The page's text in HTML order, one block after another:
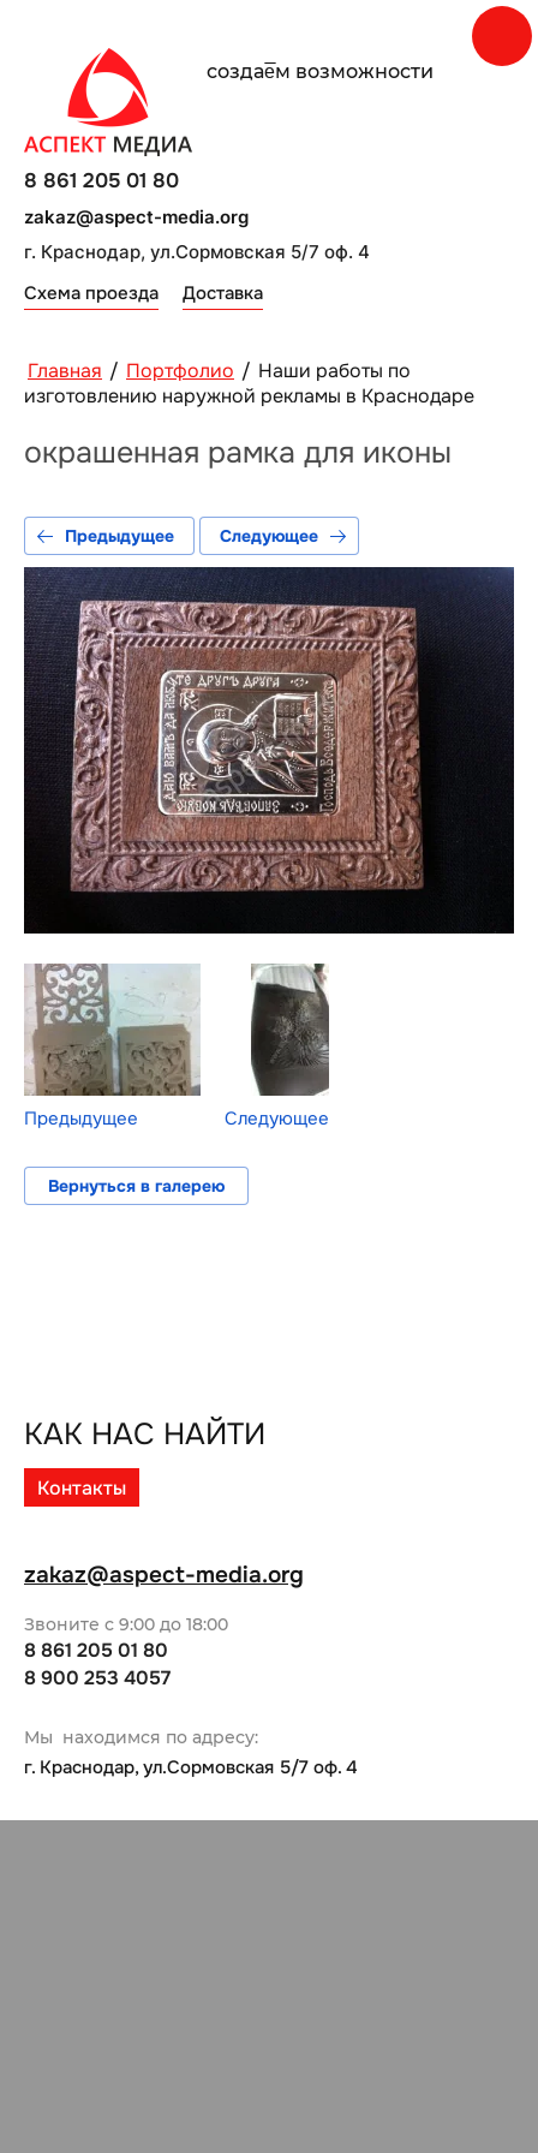
создаe̅м возможности
г. Краснодар, ул.Сормовская 5/7 оф. 4
Схема проезда Доставка
8 861 205 01 80
zakaz@aspect-media.org
Главная / Портфолио / Наши работы по
изготовлению наружной рекламы в Краснодаре
окрашенная рамка для иконы
Предыдущее Следующее
Предыдущее Следующее
Вернуться в галерею
КАК НАС НАЙТИ
Контакты
Мы находимся по адресу:
г. Краснодар, ул.Сормовская 5/7 оф. 4
Звоните с 9:00 до 18:00
8 861 205 01 80
8 900 253 4057
zakaz@aspect-media.org